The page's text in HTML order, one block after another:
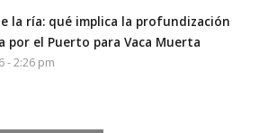
la ría: qué implica la profundización
por el Puerto para Vaca Muerta
- 2:26 pm